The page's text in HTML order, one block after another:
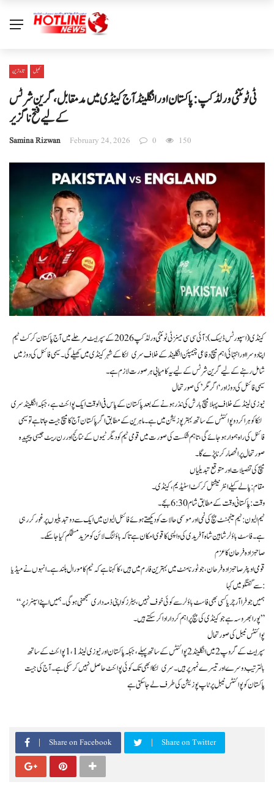
تازہ ترین کھیل
ٹی ٹوئنٹی ورلڈ کپ: پاکستان اور انگلینڈ آج کینڈی میں مدمقابل، گرین شرٹس
کے لیے فتح ناگزیر
Samina Rizwan February 24, 2026 0 150
کینڈی (اسپورٹس ڈیسک): آئی سی سی مینز ٹی ٹوئنٹی ورلڈ کپ 2026 کے سپر ایٹ مرحلے میں آج پاکستان کرکٹ ٹیم
اپنا دوسرا اور انتہائی اہم میچ دفاعی چیمپئن انگلینڈ کے خلاف سری لنکا کے شہر کینڈی میں کھیلے گی۔ سیمی فائنل کی دوڑ میں
شامل رہنے کے لیے گرین شرٹس کے لیے یہ کامیابی ہر صورت لازم ہے۔
سیمی فائنل کی دوڑ اور ‘اگر مگر’ کی صورتحال
نیوزی لینڈ کے خلاف پہلا میچ بارش کی نذر ہونے کے بعد پاکستان کے پاس فی الوقت ایک پوائنٹ ہے، جبکہ انگلینڈ سری
لنکا کو ہرا کر دو پوائنٹس کے ساتھ بہتر پوزیشن میں ہے۔ ماہرین کے مطابق اگر پاکستان آج کا میچ جیت جاتا ہے تو سیمی
فائنل کی راہ ہموار ہو جائے گی، تاہم شکست کی صورت میں قومی ٹیم کو دیگر ٹیموں کے نتائج اور رن ریٹ جیسی پیچیدہ
صورتحال پر انحصار کرنا پڑے گا۔
میچ کی تفصیلات اور متوقع تبدیلیاں
مقام: پالے کیلے انٹرنیشنل کرکٹ اسٹیڈیم، کینڈی۔
وقت: پاکستانی وقت کے مطابق شام 6:30 بجے۔
ٹیم الیون: ٹیم مینجمنٹ پچ کی نمی اور موسمی حالات کو دیکھتے ہوئے فائنل الیون میں ایک سے دو تبدیلیوں پر غور کر رہی
ہے۔ فاسٹ باؤلر شاہین شاہ آفریدی کی واپسی کا قوی امکان ہے تاکہ باؤلنگ لائن کو مزید مستحکم کیا جا سکے۔
صاحبزادہ فرحان کا عزم
قومی اوپنر صاحبزادہ فرحان، جو ٹورنامنٹ میں بہترین فارم میں ہیں، کا کہنا ہے کہ ٹیم کا مورال بلند ہے۔ انہوں نے میڈیا
سے گفتگو میں کہا:
“ہمیں جوفرا آرچر یا کسی بھی فاسٹ باؤلر سے کوئی خوف نہیں، بیٹرز کو اپنی ذمہ داری سمجھنی ہوگی۔ ہمیں اپنے اسپنرز پر
پورا بھروسہ ہے جو کینڈی کی پچ پر اہم کردار ادا کر سکتے ہیں۔”
پوائنٹس ٹیبل کی صورتحال
سپر ایٹ کے گروپ 2 میں انگلینڈ 2 پوائنٹس کے ساتھ پہلے، جبکہ پاکستان اور نیوزی لینڈ 1، 1 پوائنٹ کے ساتھ
بالترتیب دوسرے اور تیسرے نمبر پر ہیں۔ سری لنکا ابھی تک کوئی پوائنٹ حاصل نہیں کر سکی ہے۔ آج کی جیت
پاکستان کو پوائنٹس ٹیبل پر ٹاپ پوزیشن کی طرف لے جا سکتی ہے
Share on Facebook Share on Twitter